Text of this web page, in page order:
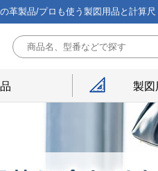
革製品/プロも使う製図用品と計算尺
製図